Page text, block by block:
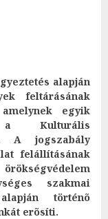
alapján
feltárásának
egyik
a Kulturális
A jogszabály
felállításának
szakmai
történõ
erõsíti.